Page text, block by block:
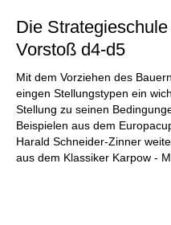
Die
Vorstoß d4-d5
Mit dem Vorziehen des
eingen Stellungstypen ein
Stellung zu seinen
Beispielen aus dem
Harald Schneider-Zinner
aus dem Klassiker Karpow -